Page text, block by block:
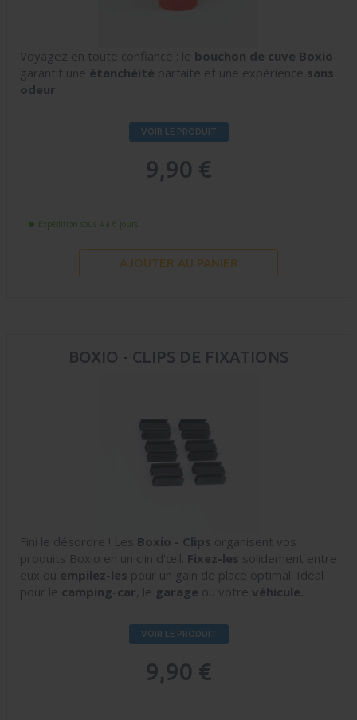
Voyagez en toute confiance : le bouchon de cuve Boxio
garantit une étanchéité parfaite et une expérience sans
odeur
VOIR LE PRODUIT
9,90 €
Expédition sous 4 à 6 jours
AJOUTER AU PANIER
BOXIO - CLIPS DE FIXATIONS
Fini le désordre ! Les Boxio - Clips organisent vos
produits Boxio en un clin d'œil. Fixez-les solidement entre
eux ou empilez-les pour un gain de place optimal. Idéal
pour le camping-car , le garage ou votre véhicule.
VOIR LE PRODUIT
9,90 €